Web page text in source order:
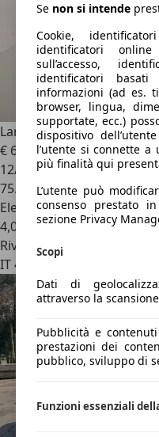
Lancia YpsilonHybrid
€ 6.5901
12/2022
75.260 km
Elettrica/Benzina
4,0 l/100 km (comb.)
Rivenditore
IT 42122
Se non si intende
Cookie,
identificatori
sull’accesso,
identificatori
informazioni (ad es.
browser, lingua,
supportate, ecc.)
dispositivo
l’utente si connette
più finalità qui
L’utente può
consenso prestato
sezione Privacy
Scopi
Dati di
attraverso la
Pubblicità e
prestazioni dei
pubblico, sviluppo di
Funzioni essenziali